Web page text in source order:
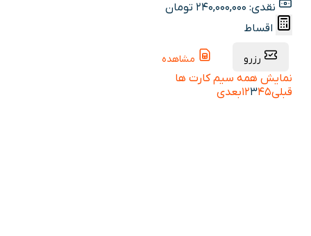
نقدی: 240,000,000 تومان
اقساط
رزرو مشاهده
نمایش همه سیم کارت ها
قبلی
12345 بعدی